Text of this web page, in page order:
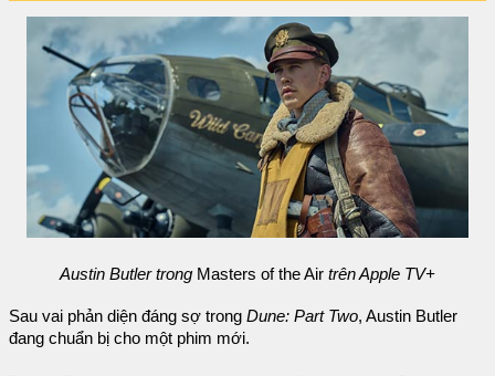
Austin Butler trong Masters of the Air trên Apple TV+
Sau vai phản diện đáng sợ trong Dune: Part Two, Austin Butler
đang chuẩn bị cho một phim mới.